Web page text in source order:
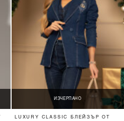
ИЗЧЕРПАНО
LUXURY CLASSIC БЛЕЙЗЪР ОТ